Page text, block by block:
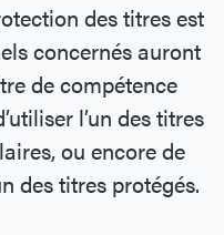
des titres est
concernés auront
de compétence
l’un des titres
ou encore de
des titres protégés.